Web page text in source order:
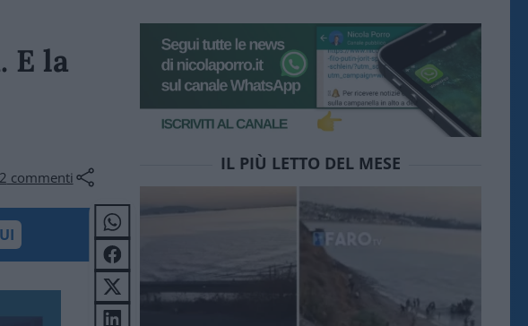
E la
commenti
IL PIÙ LETTO DEL MESE